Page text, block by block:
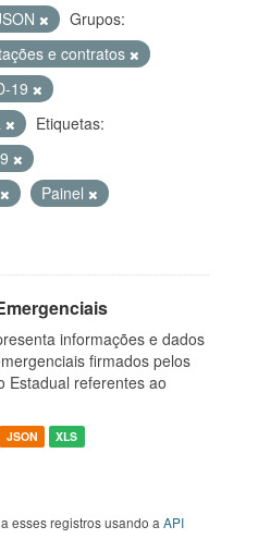
Grupos:
e contratos
19
Etiquetas:
Painel
informações e dados
firmados pelos
Estadual referentes ao
JSON XLS
esses registros usando a API